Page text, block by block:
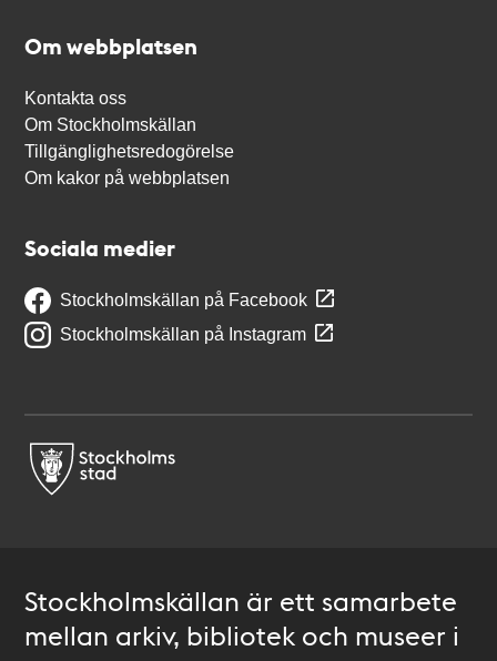
Om webbplatsen
Kontakta oss
Om Stockholmskällan
Tillgänglighetsredogörelse
Om kakor på webbplatsen
Sociala medier
Stockholmskällan på Facebook
Stockholmskällan på Instagram
Stockholmskällan är ett samarbete
mellan arkiv, bibliotek och museer i